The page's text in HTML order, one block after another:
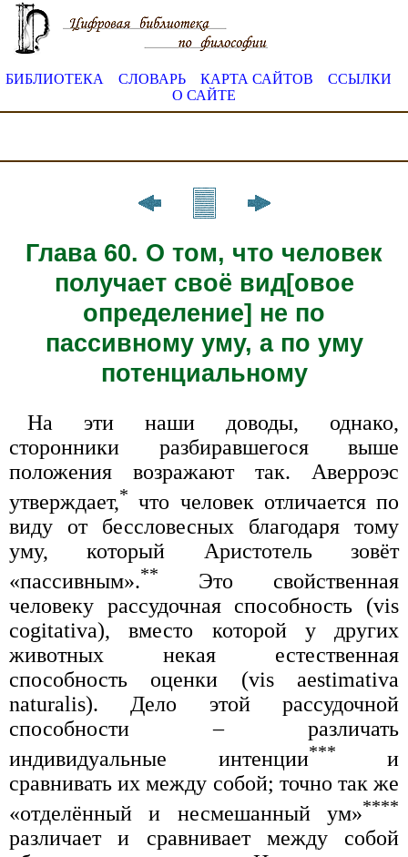
БИБЛИОТЕКА СЛОВАРЬ КАРТА САЙТОВ
ССЫЛКИ
О САЙТЕ
Глава 60. О том, что человек
получает своё вид[овое
определение] не по
пассивному уму, а по уму
потенциальному
На эти наши доводы, однако,
сторонники разбиравшегося выше
положения возражают так. Аверроэс
утверждает,* что человек отличается по
виду от бессловесных благодаря тому
уму, который Аристотель зовёт
«пассивным».**
Это свойственная
человеку рассудочная способность (vis
cogitativa), вместо которой у других
животных некая естественная
способность оценки (vis aestimativa
naturalis). Дело этой рассудочной
способности – различать
индивидуальные интенции***
и
сравнивать их между собой; точно так же
«отделённый и несмешанный ум»****
различает и сравнивает между собой